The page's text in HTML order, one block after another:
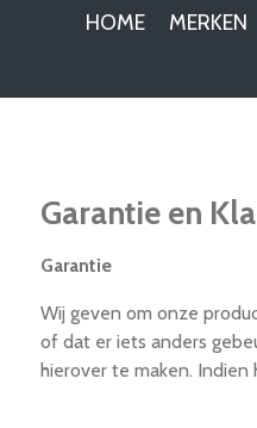
HOME MERKEN
Garantie en
Garantie
Wij geven om onze
of dat er iets anders
hierover te maken.